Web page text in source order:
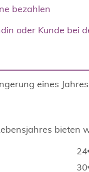
bezahlen
oder Kunde bei
eines
bieten